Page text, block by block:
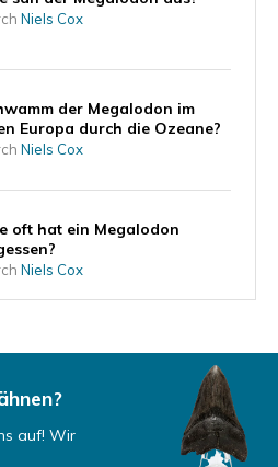
Niels Cox
der Megalodon im
Europa durch die Ozeane?
Niels Cox
oft hat ein Megalodon
Niels Cox
der Megalodon jemals
Niels Cox
auf! Wir